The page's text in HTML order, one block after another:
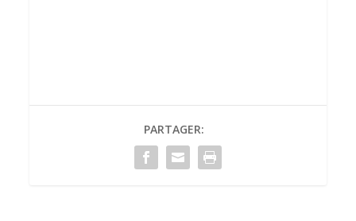
PARTAGER: